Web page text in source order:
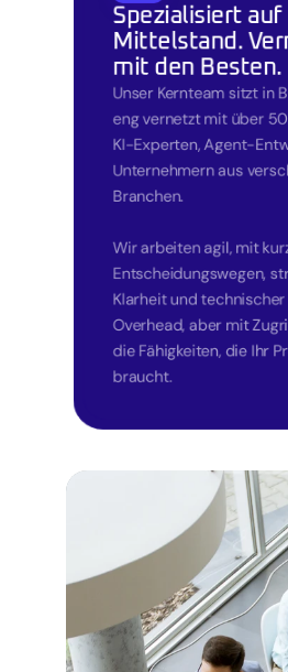
Spezialisiert auf
Mittelstand.
mit den Besten.
Unser Kernteam sitzt in
eng vernetzt mit über
KI-Experten, Agent-
Unternehmern aus
Branchen.
Wir arbeiten agil, mit
Entscheidungswegen,
Klarheit und
Overhead, aber mit
die Fähigkeiten, die Ihr
braucht.